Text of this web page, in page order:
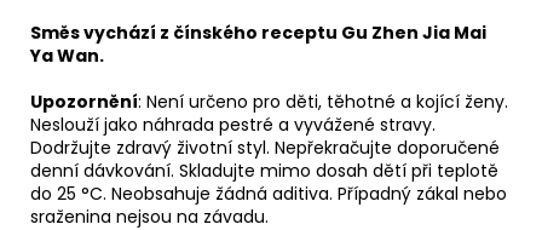
Směs vychází z čínského receptu Gu Zhen Jia Mai
Ya Wan.
Upozornění: Není určeno pro děti, těhotné a kojící ženy.
Neslouží jako náhrada pestré a vyvážené stravy.
Dodržujte zdravý životní styl. Nepřekračujte doporučené
denní dávkování. Skladujte mimo dosah dětí při teplotě
do 25 °C. Neobsahuje žádná aditiva. Případný zákal nebo
sraženina nejsou na závadu.